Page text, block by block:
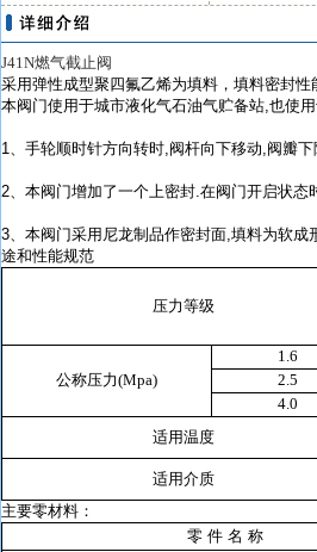
J41N燃气截止阀
采用弹性成型聚四氟乙烯为填料，填料密封
本阀门使用于城市液化气石油气贮备站,也使
1、手轮顺时针方向转时,阀杆向下移动,阀瓣
2、本阀门增加了一个上密封.在阀门开启状
3、本阀门采用尼龙制品作密封面,填料为软
途和性能规范
压力等级
公称压力(Mpa)
1.6
2.5
4.0
适用温度
适用介质
主要零材料：
零 件 名 称